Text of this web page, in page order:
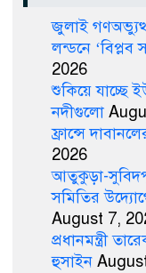
জুলাই
লন্ডনে ‘বিপ্লব
2026
শুকিয়ে যাচ্ছে
নদীগুলো
ফ্রান্সে
2026
আতুকুড়া-
সমিতির
August 7,
প্রধানমন্ত্রী
হুসাইন